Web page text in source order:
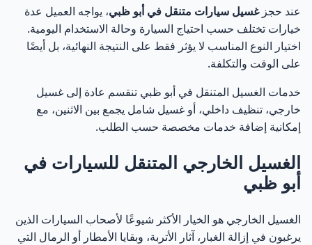
عند حجزغسيل سيارات متنقل في أبو ظبي، يواجه العميل عدة
خيارات تختلف حسب احتياج السيارة وحالة الاستخدام اليومية.
اختيار النوع المناسب لا يؤثر فقط على النتيجة النهائية، بل أيضًا
على الوقت والتكلفة.
خدمات الغسيل المتنقل في أبو ظبي تنقسم عادة إلى غسيل
خارجي، تنظيف داخلي، أو غسيل شامل يجمع بين الاثنين، مع
إمكانية إضافة خدمات مخصصة حسب الطلب.
الغسيل الخارجي المتنقل للسيارات في
أبو ظبي
الغسيل الخارجي هو الخيار الأكثر شيوعًا لأصحاب السيارات الذين
يرغبون في إزالة الغبار، آثار الأتربة، وبقايا الأمطار أو الرمال التي